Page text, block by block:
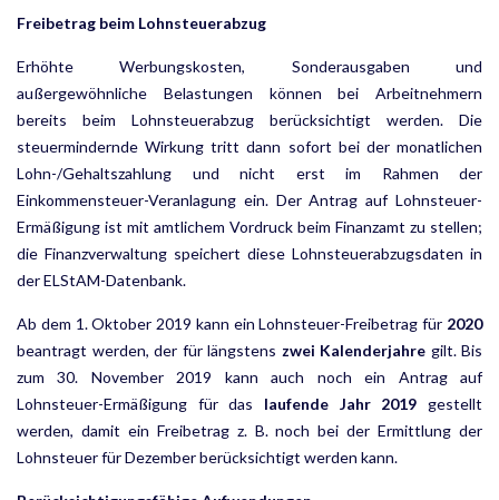
Freibetrag beim Lohnsteuerabzug
Erhöhte Werbungskosten, Sonderausgaben und
außergewöhnliche Belastungen können bei Arbeitnehmern
bereits beim Lohnsteuerabzug berücksichtigt werden. Die
steuermindernde Wirkung tritt dann sofort bei der monatlichen
Lohn-/Gehaltszahlung und nicht erst im Rahmen der
Einkommensteuer-Veranlagung ein. Der Antrag auf Lohnsteuer-
Ermäßigung ist mit amtlichem Vordruck beim Finanzamt zu stellen;
die Finanz­verwaltung speichert diese Lohnsteuerabzugsdaten in
der ELStAM-Datenbank.
Ab dem 1. Oktober 2019 kann ein Lohnsteuer-Freibetrag für 2020
beantragt werden, der für längstens zwei Kalenderjahre gilt. Bis
zum 30. November 2019 kann auch noch ein Antrag auf
Lohnsteuer-Ermäßigung für das laufende Jahr 2019 gestellt
werden, damit ein Freibetrag z. B. noch bei der Ermittlung der
Lohnsteuer für Dezember berücksichtigt werden kann.